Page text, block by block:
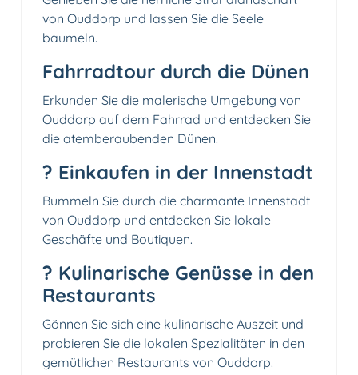
von Ouddorp und lassen Sie die Seele
baumeln.
Fahrradtour durch die Dünen
Erkunden Sie die malerische Umgebung von
Ouddorp auf dem Fahrrad und entdecken Sie
die atemberaubenden Dünen.
?️ Einkaufen in der Innenstadt
Bummeln Sie durch die charmante Innenstadt
von Ouddorp und entdecken Sie lokale
Geschäfte und Boutiquen.
?️ Kulinarische Genüsse in den
Restaurants
Gönnen Sie sich eine kulinarische Auszeit und
probieren Sie die lokalen Spezialitäten in den
gemütlichen Restaurants von Ouddorp.